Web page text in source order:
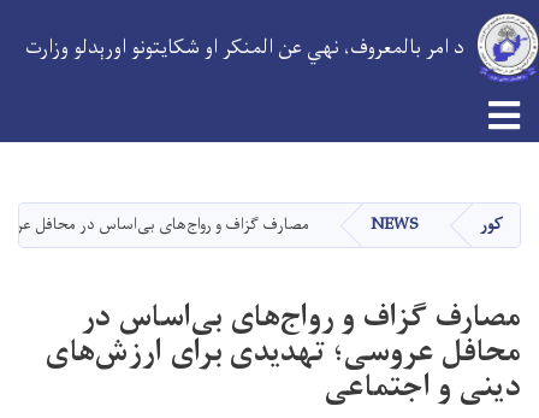
دانګل
د امر بالمعروف، نهي عن المنکر او شکایتونو اورېدلو وزارت
کور NEWS مصارف گزاف و رواج‌های بی‌اساس در محافل
مصارف گزاف و رواج‌های بی‌اساس در
محافل عروسی؛ تهدیدی برای ارزش‌های
دینی و اجتماعی